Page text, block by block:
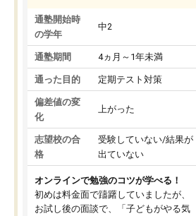
通塾開始時
の学年
中2
通塾期間 4ヵ月～1年未満
通った目的 定期テスト対策
偏差値の変
化
上がった
志望校の合
格
受験していない/結果が
出ていない
オンラインで勉強のコツが学べる！
初めは料金面で躊躇していましたが、
お試し後の面談で、「子どもがやる気